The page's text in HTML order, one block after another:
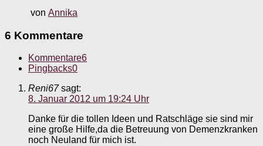
von Annika
6 Kommentare
Kommentare6
Pingbacks0
Reni67 sagt:
8. Januar 2012 um 19:24 Uhr
Danke für die tollen Ideen und Ratschläge sie sind mir
eine große Hilfe,da die Betreuung von Demenzkranken
noch Neuland für mich ist.